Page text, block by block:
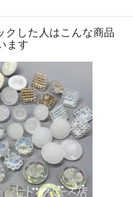
クした人はこんな商品
ます